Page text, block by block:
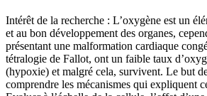
Intérêt de la recherche : L’oxygène est un
et au bon développement des organes,
présentant une malformation cardiaque
tétralogie de Fallot, ont un faible taux
(hypoxie) et malgré cela, survivent. Le but
comprendre les mécanismes qui expliquent